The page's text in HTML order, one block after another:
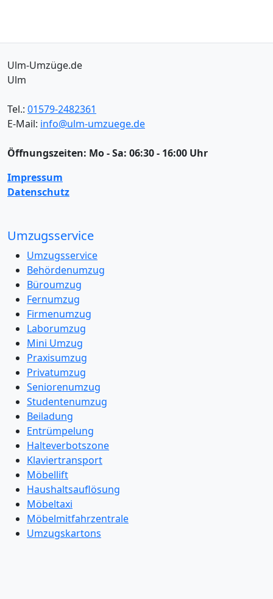
Ulm-Umzüge.de
Ulm
Tel.: 01579-2482361
E-Mail: info@ulm-umzuege.de
Öffnungszeiten: Mo - Sa: 06:30 - 16:00 Uhr
Impressum
Datenschutz
Umzugsservice
Umzugsservice
Behördenumzug
Büroumzug
Fernumzug
Firmenumzug
Laborumzug
Mini Umzug
Praxisumzug
Privatumzug
Seniorenumzug
Studentenumzug
Beiladung
Entrümpelung
Halteverbotszone
Klaviertransport
Möbellift
Haushaltsauflösung
Möbeltaxi
Möbelmitfahrzentrale
Umzugskartons